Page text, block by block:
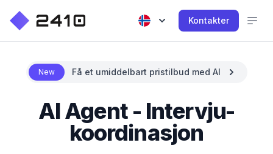
Kontakter
New Få et umiddelbart pristilbud med AI
AI Agent - Intervju-
koordinasjon